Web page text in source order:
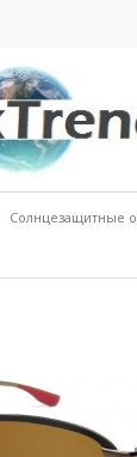
Солнцезащитные